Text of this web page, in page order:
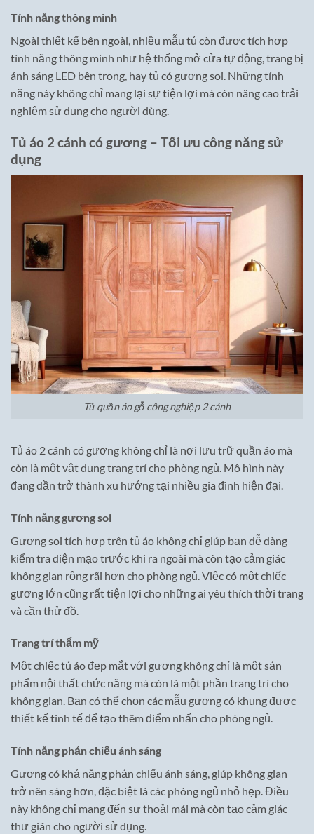
Tính năng thông minh
Ngoài thiết kế bên ngoài, nhiều mẫu tủ còn được tích hợp
tính năng thông minh như hệ thống mở cửa tự động, trang bị
ánh sáng LED bên trong, hay tủ có gương soi. Những tính
năng này không chỉ mang lại sự tiện lợi mà còn nâng cao trải
nghiệm sử dụng cho người dùng.
Tủ áo 2 cánh có gương – Tối ưu công năng sử
dụng
Tủ quần áo gỗ công nghiệp 2 cánh
Tủ áo 2 cánh có gương không chỉ là nơi lưu trữ quần áo mà
còn là một vật dụng trang trí cho phòng ngủ. Mô hình này
đang dần trở thành xu hướng tại nhiều gia đình hiện đại.
Tính năng gương soi
Gương soi tích hợp trên tủ áo không chỉ giúp bạn dễ dàng
kiểm tra diện mạo trước khi ra ngoài mà còn tạo cảm giác
không gian rộng rãi hơn cho phòng ngủ. Việc có một chiếc
gương lớn cũng rất tiện lợi cho những ai yêu thích thời trang
và cần thử đồ.
Trang trí thẩm mỹ
Một chiếc tủ áo đẹp mắt với gương không chỉ là một sản
phẩm nội thất chức năng mà còn là một phần trang trí cho
không gian. Bạn có thể chọn các mẫu gương có khung được
thiết kế tinh tế để tạo thêm điểm nhấn cho phòng ngủ.
Tính năng phản chiếu ánh sáng
Gương có khả năng phản chiếu ánh sáng, giúp không gian
trở nên sáng hơn, đặc biệt là các phòng ngủ nhỏ hẹp. Điều
này không chỉ mang đến sự thoải mái mà còn tạo cảm giác
thư giãn cho người sử dụng.